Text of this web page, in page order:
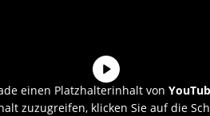
einen Platzhalterinhalt von
zuzugreifen, klicken Sie auf die